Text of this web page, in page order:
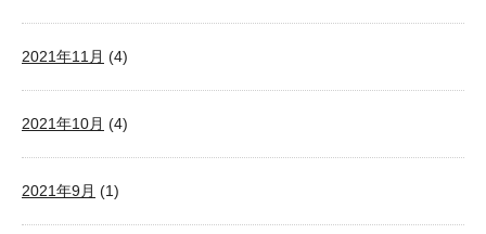
2021年11月 (4)
2021年10月 (4)
2021年9月 (1)